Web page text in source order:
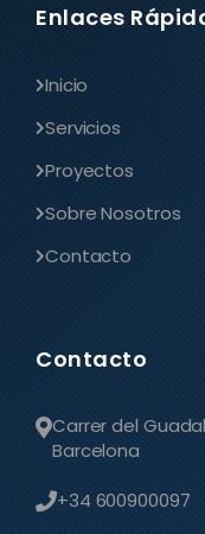
Enlaces
Inicio
Servicios
Proyectos
Sobre Nosotros
Contacto
Contacto
Carrer del
Barcelona
+34 600900097